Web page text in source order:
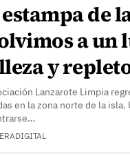
de
a un
y
Lanzarote Limpia
en la zona norte de la